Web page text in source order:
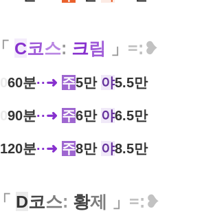
「 C코스: 크림 」 =: ❥
60분··➜ 주5만 야5.5만
90분··➜ 주6만 야6.5만
120분··➜ 주8만 야8.5만
「 D코스: 황제 」 =: ❥